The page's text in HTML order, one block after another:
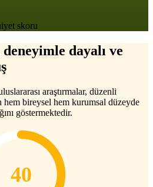
skoru
dayalı ve
araştırmalar, düzenli
bireysel hem kurumsal düzeyde
göstermektedir.
40